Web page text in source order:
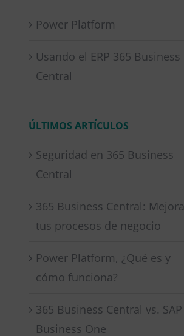
Power Platform
Usando el ERP 365 Business
Central
ÚLTIMOS ARTÍCULOS
Seguridad en 365 Business
Central
365 Business Central: Mejora
tus procesos de negocio
Power Platform, ¿Qué es y
cómo funciona?
365 Business Central vs. SAP
Business One